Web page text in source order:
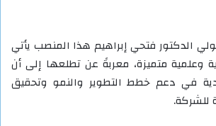
الدكتور فتحي إبراهيم هذا المنصب يأتي
وعلمية متميزة، معربةً عن تطلعها إلى أن
في دعم خطط التطوير والنمو وتحقيق
للشركة.